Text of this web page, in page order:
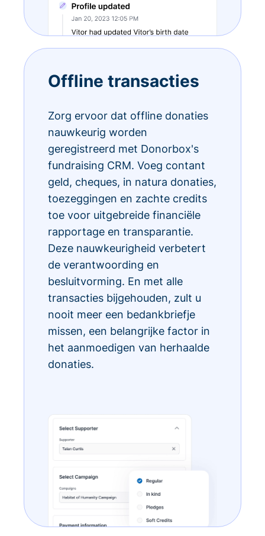
Offline transacties
Zorg ervoor dat offline donaties
nauwkeurig worden
geregistreerd met Donorbox's
fundraising CRM. Voeg contant
geld, cheques, in natura donaties,
toezeggingen en zachte credits
toe voor uitgebreide financiële
rapportage en transparantie.
Deze nauwkeurigheid verbetert
de verantwoording en
besluitvorming. En met alle
transacties bijgehouden, zult u
nooit meer een bedankbriefje
missen, een belangrijke factor in
het aanmoedigen van herhaalde
donaties.